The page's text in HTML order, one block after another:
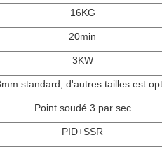
16KG
20min
3KW
standard, d'autres tailles est
Point soudé 3 par sec
PID+SSR